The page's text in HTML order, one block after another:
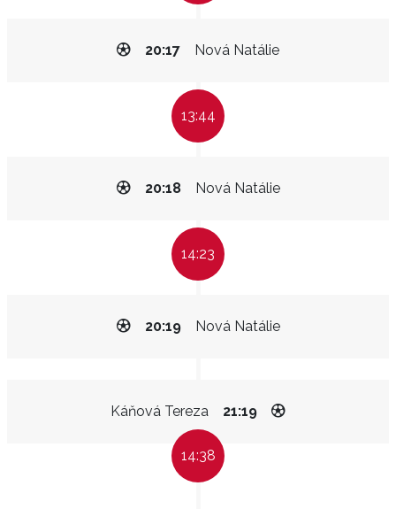
Nová Natálie
20:17
13:44
Nová Natálie
20:18
14:23
Nová Natálie
20:19
Káňová Tereza 21:19
14:38